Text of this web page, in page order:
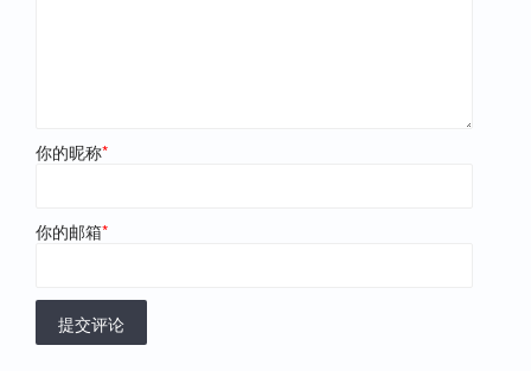
你的昵称*
你的邮箱*
提交评论